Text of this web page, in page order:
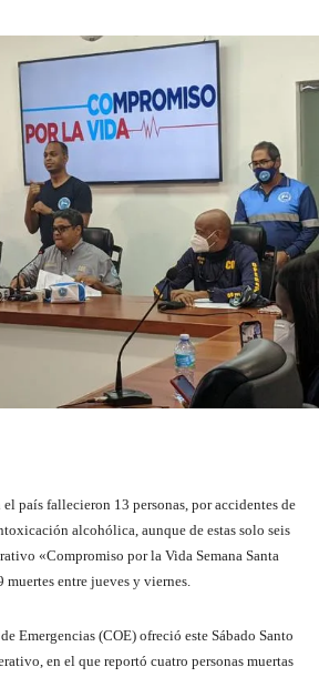
país fallecieron 13 personas, por accidentes de
alcohólica, aunque de estas solo seis
«Compromiso por la Vida Semana Santa
muertes entre jueves y viernes.
Emergencias (COE) ofreció este Sábado Santo
en el que reportó cuatro personas muertas